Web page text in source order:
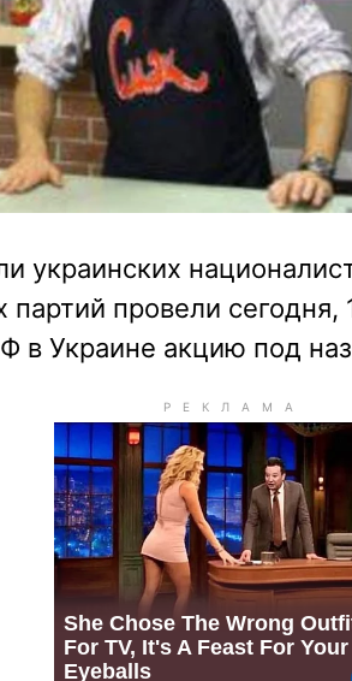
украинских
партий провели сегодня,
в Украине акцию под